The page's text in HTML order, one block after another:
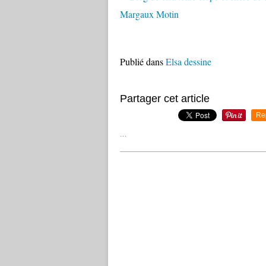
Margaux Motin
Publié dansElsa dessine
Partager cet article
…